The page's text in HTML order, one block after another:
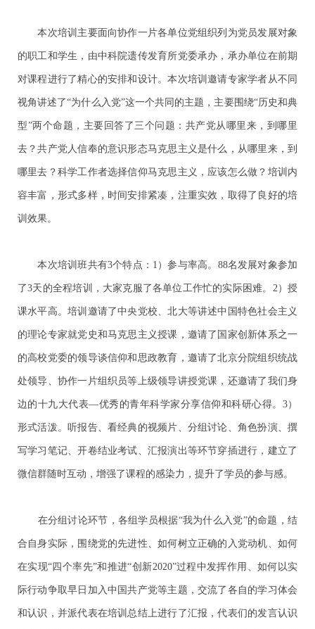
本次培训主要面向协作一片各单位党组织列为党员发展对象
的职工和学生，由中科院遗传发育所党委承办，承办单位在前期
对课程进行了精心的安排和设计。本次培训邀请专家学者从不同
视角讲述了“为什么入党”这一个共同的主题，主要围绕“历史和典
型”两个命题，主要回答了三个问题：共产党从哪里来，到哪里
去？共产党人信奉的意识形态马克思主义是什么，从哪里来，到
哪里去？科学工作者选择信仰马克思主义，应该怎么做？培训内
容丰富，形式多样，时间安排紧凑，注重实效，取得了良好的培
训效果。
本次培训班共有3个特点：1）参与率高。88名发展对象参加
了3天的全程培训，大家克服了各单位工作忙的实际困难。2）授
课水平高。培训邀请了中央党校、北大等讲述中国特色社会主义
的理论专家就党史和马克思主义授课，邀请了国家创新体系之一
的高校党委的领导谈信仰和思政教育，邀请了北京分院组织统战
处领导、协作一片组织员等上级领导讲授党课，还邀请了我们身
边的十九大代表—优秀的青年科学家分享信仰和科研心得。3）
形式活泼。听报告、看经典的视频片、分组讨论、角色扮演、撰
写学习笔记、开卷结业考试、汇报演出等环节穿插进行，建立了
微信群随时互动，增强了课程的感染力，提升了学员的参与感。
在分组讨论环节，各组学员根据“我为什么入党”的命题，结
合自身实际，围绕党的先进性、如何树立正确的入党动机、如何
在实现“四个率先”和推进“创新2020”过程中发挥作用、如何以实
际行动争取早日加入中国共产党等主题，交流了各自的学习体会
和认识，并派代表在培训总结上进行了汇报，代表们的发言认识